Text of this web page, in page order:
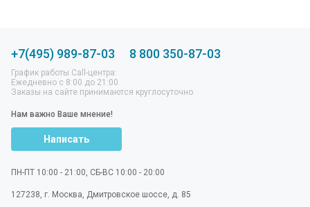
+7(495) 989-87-03 8 800 350-87-03
График работы Call-центра:
Ежедневно с 8:00 до 21:00
Заказы на сайте принимаются круглосуточно
Нам важно Ваше мнение!
Написать
ПН-ПТ 10:00 - 21:00, СБ-ВС 10:00 - 20:00
127238, г. Москва, Дмитровское шоссе, д. 85